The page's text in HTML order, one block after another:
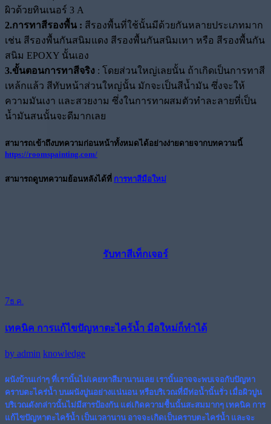
ผิวด้วยทินเนอร์ 3 A
2.การทาสีรองพื้น : สีรองพื้นที่ใช้นั้นมีด้วยกันหลายประเภทมาก
เช่น สีรองพื้นกันสนิมแดง สีรองพื้นกันสนิมเทา หรือ สีรองพื้นกัน
สนิม EPOXY นั้นเอง
3.ขั้นตอนการทาสีจริง : โดยส่วนใหญ่เลยนั้น ถ้าเกิดเป็นการทาสี
เหล้กแล้ว สีทับหน้าส่วนใหญ่นั้น มักจะเป็นสีน้ำมัน ซึ่งจะให้
ความมันเงา และสวยงาม ซึ่งในการทาผสมตัวทำละลายที่เป็น
น้ำมันสนนั้นจะดีมากเลย
สามารถเข้าถึงบทความก่อนหน้าทั้งหมดได้อย่างง่ายดายจากบทความนี้
https://roomspainting.com/
สามารถดูบทความย้อนหลังได้ที่ การทาสีมือใหม่
รับทาสีเท็กเจอร์
7ธ.ค.
เทคนิค การแก้ไขปัญหาตะไคร้น้ำ มือใหม่ก็ทำได้
by admin knowledge
ผนังบ้านเก่าๆ ที่เรานั้นไม่เคยทาสีมานานเลย เรานั้นอาจจะพบเจอกับปัญหา
คราบตะไคร่น้ำ บนผนังปูนอย่างแน่นอน หรือบริเวณที่มีท่อน้ำนั้นรั่ว เมื่อผิวปูน
บริเวณดังกล่าวนั้นไม่มีสารป้องกัน แต่เกิดความชื้นนั้นสะสมมากๆ เทคนิค การ
แก้ไขปัญหาตะไคร้น้ำ เป็นเวลานาน อาจจะเกิดเป็นคราบตะไคร่น้ำ และจะ